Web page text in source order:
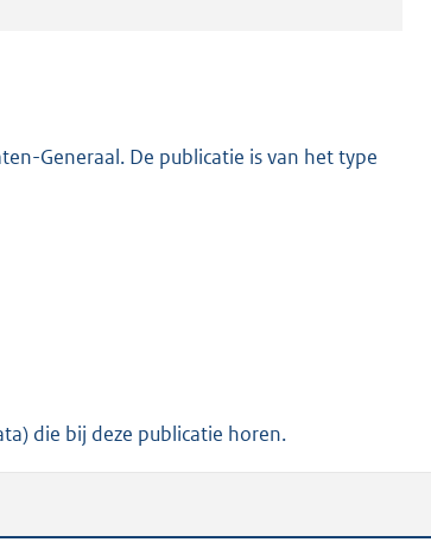
Generaal. De publicatie is van het type
die bij deze publicatie horen.